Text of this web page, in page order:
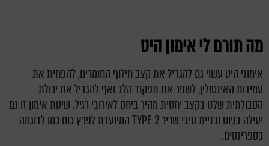
מה תורם לי אימון היט
אימוני היט עשוי גם להגדיל את קצב חילוף החומרים, להפחית את
עמידות האינסולין, לשפר את תפקוד הלב ואף להגדיל את יכולת
הסבולתית שלנו בקצב יחסית מהיר ביחס לאירובי רגיל. שיטת אימון זו גם
יעילה בגיוס ובניית סיבי שריר TYPE 2 המיועדת לפרץ כוח כמו לדוגמה
בספרינטים.